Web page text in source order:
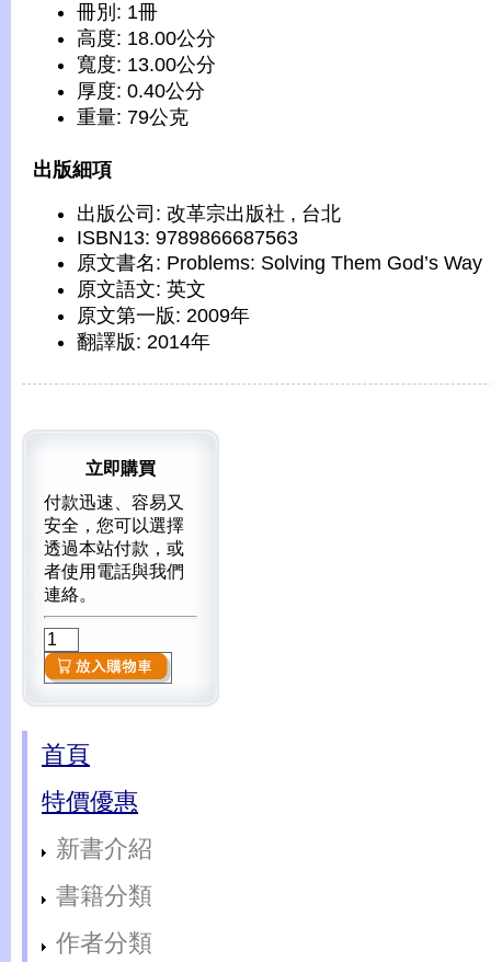
冊別: 1冊
高度: 18.00公分
寬度: 13.00公分
厚度: 0.40公分
重量: 79公克
出版細項
出版公司: 改革宗出版社 , 台北
ISBN13: 9789866687563
原文書名: Problems: Solving Them God’s Way
原文語文: 英文
原文第一版: 2009年
翻譯版: 2014年
立即購買
付款迅速、容易又
安全，您可以選擇
透過本站付款，或
者使用電話與我們
連絡。
首頁
特價優惠
新書介紹
書籍分類
作者分類